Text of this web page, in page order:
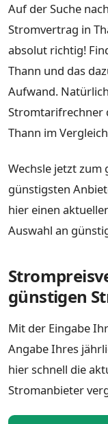
Auf der Suche
Stromvertrag in
absolut richtig!
Thann und das
Aufwand.
Stromtarifrechner
Thann im
Wechsle jetzt
günstigsten
hier einen
Auswahl an
günstigen
Mit der Eingabe
Angabe Ihres
hier schnell die
Stromanbieter